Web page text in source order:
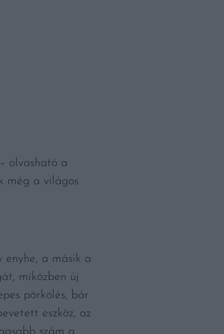
olvasható a
még a világos
a másik a
miközben új
pörkölés, bár
eszköz, az
szám a